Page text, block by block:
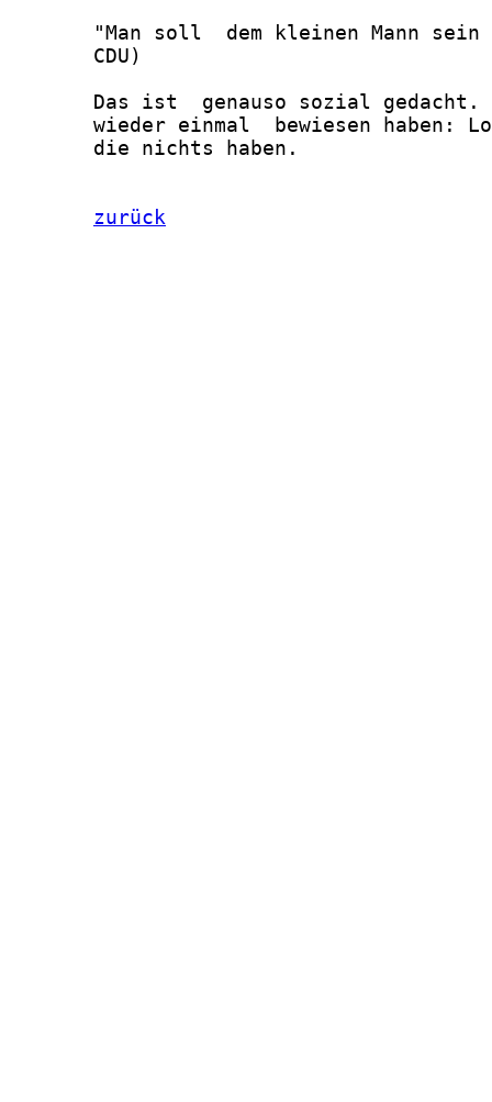
"Man soll  dem kleinen Mann
       CDU)
Das ist  genauso sozial
wieder einmal  bewiesen haben:
       die nichts haben.
zurück